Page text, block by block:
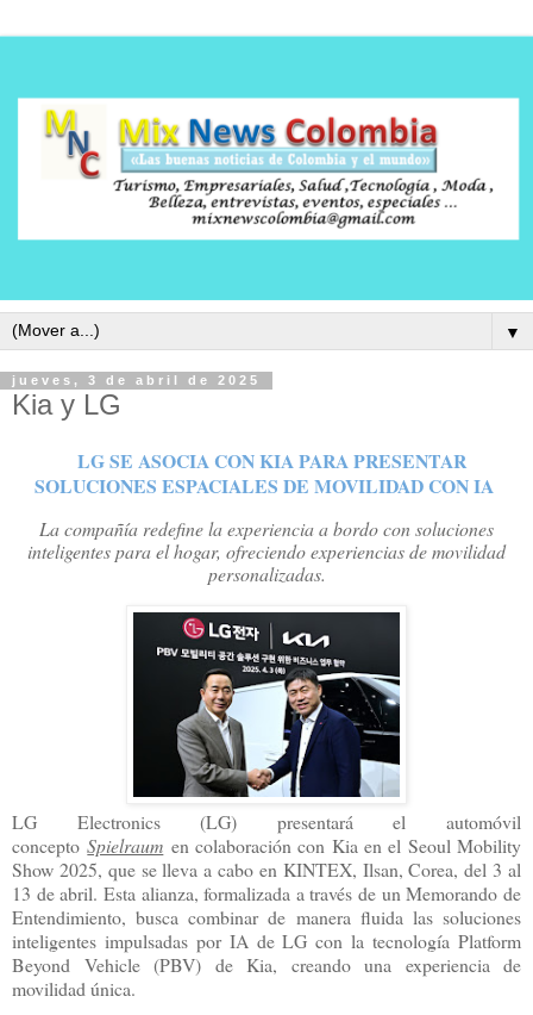
▼
jueves, 3 de abril de 2025
Kia y LG
LG SE ASOCIA CON KIA PARA PRESENTAR
SOLUCIONES ESPACIALES DE MOVILIDAD CON IA
La compañía redefine la experiencia a bordo con soluciones
inteligentes para el hogar, ofreciendo experiencias de movilidad
personalizadas.
LG Electronics (LG) presentará el automóvil
conceptoSpielraum en colaboración con Kia en el Seoul Mobility
Show 2025, que se lleva a cabo en KINTEX, Ilsan, Corea, del 3 al
13 de abril. Esta alianza, formalizada a través de un Memorando de
Entendimiento, busca combinar de manera fluida las soluciones
inteligentes impulsadas por IA de LG con la tecnología Platform
Beyond Vehicle (PBV) de Kia, creando una experiencia de
movilidad única.